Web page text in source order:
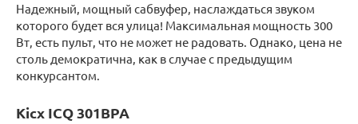
Надежный, мощный сабвуфер, наслаждаться звуком
которого будет вся улица! Максимальная мощность 300
Вт, есть пульт, что не может не радовать. Однако, цена не
столь демократична, как в случае с предыдущим
конкурсантом.
Kicx ICQ 301BPA